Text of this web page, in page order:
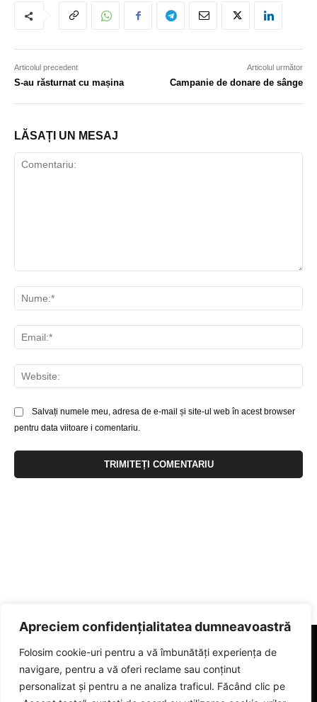
Apreciem confidențialitatea dumneavoastră
Folosim cookie-uri pentru a vă îmbunătăți experiența de
navigare, pentru a vă oferi reclame sau conținut
personalizat și pentru a ne analiza traficul. Făcând clic pe
Articolul precedent
S-au răsturnat cu mașina
Articolul următor
Campanie de donare de sânge
LĂSAȚI UN MESAJ
Salvați numele meu, adresa de e-mail și site-ul web în acest browser
pentru data viitoare i comentariu.